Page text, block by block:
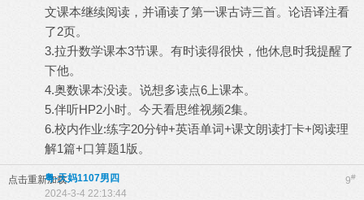
文课本继续阅读，并诵读了第一课古诗三首。论语译注看
了2页。
3.拉升数学课本3节课。有时读得很快，他休息时我提醒了
下他。
4.奥数课本没读。说想多读点6上课本。
5.伴听HP2小时。今天看思维视频2集。
6.校内作业:练字20分钟+英语单词+课文朗读打卡+阅读理
解1篇+口算题1版。
点击重新加载 9#
粤-天妈1107男四
2024-3-4 22:13:44